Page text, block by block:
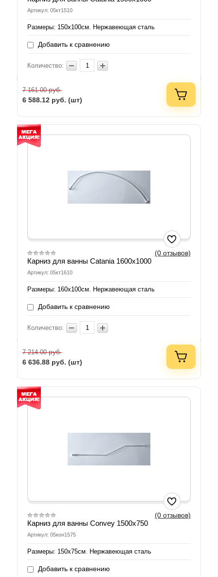
Артикул: 05кт1510
Размеры: 150х100см. Нержавеющая сталь
Добавить к сравнению
Количество:
7 161.00руб.
6 588.12 руб. (шт)
(0 отзывов)
Карниз для ванны Catania 1600х1000
Артикул: 05кт1610
Размеры: 160х100см. Нержавеющая сталь
Добавить к сравнению
Количество:
7 214.00руб.
6 636.88 руб. (шт)
(0 отзывов)
Карниз для ванны Convey 1500x750
Артикул: 05кон1575
Размеры: 150х75см. Нержавеющая сталь
Добавить к сравнению